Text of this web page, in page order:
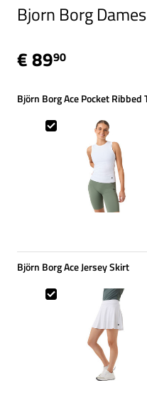
Bjorn Borg
€ 8990
Björn Borg Ace Pocket Ribbed
Björn Borg Ace Pocket Ribbed Tank
Björn Borg Ace Jersey Skirt
Björn Borg Ace Jersey Skirt